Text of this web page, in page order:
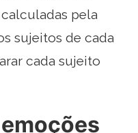
pela
sujeitos de cada
cada sujeito